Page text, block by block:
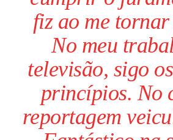
fiz ao me
No meu
televisão, sigo
princípios. No
reportagem